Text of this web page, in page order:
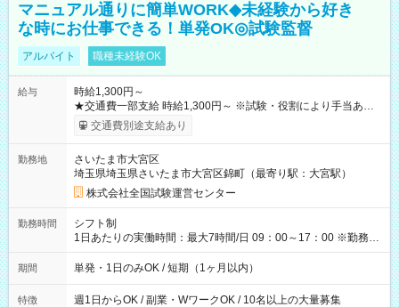
マニュアル通りに簡単WORK◆未経験から好き
な時にお仕事できる！単発OK◎試験監督
アルバイト 職種未経験OK
給与
時給1,300円～
★交通費一部支給 時給1,300円～ ※試験・役割により手当あり
※勤務回数により昇給あり 【即給（前払い）オプションあ
り！】 希望される場合、勤務から1週間ほどで給与の一部を受け
例】 ・河合塾模擬試験 8:30～17:30（休憩1時間） 時給1,300円
×8時間＝日収10,400円＋交通費 ※当日の役割により時給＋100
円の場合あり ・国家試験 7:00～13:30（休憩なし） 時給1,300
円（役割手当＋100円）×6時間＝日収8,400円＋交通費 【試用期
間】試用期間なし
交通費別途支給あり
勤務地
さいたま市大宮区
埼玉県埼玉県さいたま市大宮区錦町（最寄り駅：大宮駅）
株式会社全国試験運営センター
勤務時間
シフト制
1日あたりの実働時間：最大7時間/日 09：00～17：00 ※勤務時
間は 試験により異なります。
期間 単発・1日のみOK / 短期（1ヶ月以内）
特徴 週1日からOK / 副業・WワークOK / 10名以上の大量募集